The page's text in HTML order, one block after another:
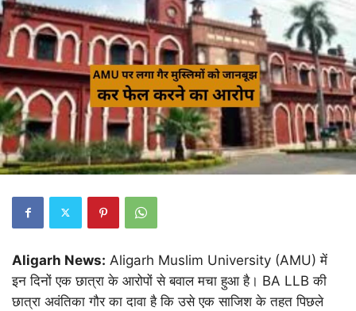
Aligarh News: Aligarh Muslim University (AMU) में
इन दिनों एक छात्रा के आरोपों से बवाल मचा हुआ है। BA LLB की
छात्रा अवंतिका गौर का दावा है कि उसे एक साजिश के तहत पिछले